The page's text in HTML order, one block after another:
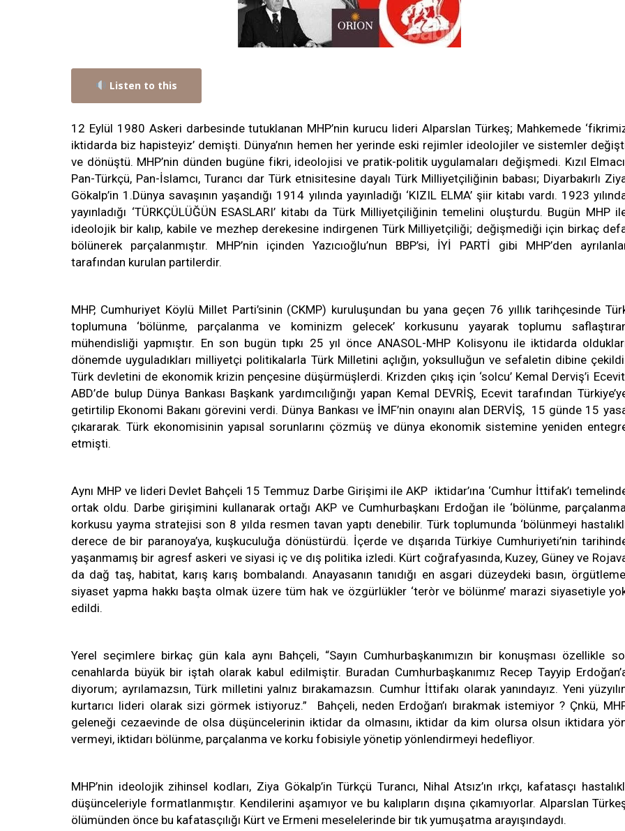
Listen to this
12 Eylül 1980 Askeri darbesinde tutuklanan MHP’nin kurucu lideri Alparslan Türkeş; Mahkemede
iktidarda biz hapisteyiz’ demişti. Dünya’nın hemen her yerinde eski rejimler ideolojiler ve sistemler
ve dönüştü. MHP’nin dünden bugüne fikri, ideolojisi ve pratik-politik uygulamaları değişmedi. Kızıl
Pan-Türkçü, Pan-İslamcı, Turancı dar Türk etnisitesine dayalı Türk Milliyetçiliğinin babası; Diyarbakırlı
Gökalp’in 1.Dünya savaşının yaşandığı 1914 yılında yayınladığı ‘KIZIL ELMA’ şiir kitabı vardı. 1923
yayınladığı ‘TÜRKÇÜLÜĞÜN ESASLARI’ kitabı da Türk Milliyetçiliğinin temelini oluşturdu. Bugün MHP
ideolojik bir kalıp, kabile ve mezhep derekesine indirgenen Türk Milliyetçiliği; değişmediği için birkaç
bölünerek parçalanmıştır. MHP’nin içinden Yazıcıoğlu’nun BBP’si, İYİ PARTİ gibi MHP’den
tarafından kurulan partilerdir.
MHP, Cumhuriyet Köylü Millet Parti’sinin (CKMP) kuruluşundan bu yana geçen 76 yıllık tarihçesinde
toplumuna ‘bölünme, parçalanma ve kominizm gelecek’ korkusunu yayarak toplumu
mühendisliği yapmıştır. En son bugün tıpkı 25 yıl önce ANASOL-MHP Kolisyonu ile iktidarda
dönemde uyguladıkları milliyetçi politikalarla Türk Milletini açlığın, yoksulluğun ve sefaletin dibine
Türk devletini de ekonomik krizin pençesine düşürmüşlerdi. Krizden çıkış için ‘solcu’ Kemal Derviş’i
ABD’de bulup Dünya Bankası Başkank yardımcılığınğı yapan Kemal DEVRİŞ, Ecevit tarafından
getirtilip Ekonomi Bakanı görevini verdi. Dünya Bankası ve İMF’nin onayını alan DERVİŞ, 15 günde 15
çıkararak. Türk ekonomisinin yapısal sorunlarını çözmüş ve dünya ekonomik sistemine yeniden
etmişti.
Aynı MHP ve lideri Devlet Bahçeli 15 Temmuz Darbe Girişimi ile AKP iktidar’ına ‘Cumhur İttifak’ı
ortak oldu. Darbe girişimini kullanarak ortağı AKP ve Cumhurbaşkanı Erdoğan ile ‘bölünme,
korkusu yayma stratejisi son 8 yılda resmen tavan yaptı denebilir. Türk toplumunda ‘bölünmeyi
derece de bir paranoya’ya, kuşkuculuğa dönüstürdü. İçerde ve dışarıda Türkiye Cumhuriyeti’nin
yaşanmamış bir agresf askeri ve siyasi iç ve dış politika izledi. Kürt coğrafyasında, Kuzey, Güney ve
da dağ taş, habitat, karış karış bombalandı. Anayasanın tanıdığı en asgari düzeydeki basın,
siyaset yapma hakkı başta olmak üzere tüm hak ve özgürlükler ‘teròr ve bölünme’ marazi siyasetiyle
edildi.
Yerel seçimlere birkaç gün kala aynı Bahçeli, “Sayın Cumhurbaşkanımızın bir konuşması özellikle
cenahlarda büyük bir iştah olarak kabul edilmiştir. Buradan Cumhurbaşkanımız Recep Tayyip
diyorum; ayrılamazsın, Türk milletini yalnız bırakamazsın. Cumhur İttifakı olarak yanındayız. Yeni
kurtarıcı lideri olarak sizi görmek istiyoruz.” Bahçeli, neden Erdoğan’ı bırakmak istemiyor ? Çnkü,
geleneği cezaevinde de olsa düşüncelerinin iktidar da olmasını, iktidar da kim olursa olsun iktidara
vermeyi, iktidarı bölünme, parçalanma ve korku fobisiyle yönetip yönlendirmeyi hedefliyor.
MHP’nin ideolojik zihinsel kodları, Ziya Gökalp’in Türkçü Turancı, Nihal Atsız’ın ırkçı, kafatasçı
düşünceleriyle formatlanmıştır. Kendilerini aşamıyor ve bu kalıpların dışına çıkamıyorlar. Alparslan
ölümünden önce bu kafatasçılığı Kürt ve Ermeni meselelerinde bir tık yumuşatma arayışındaydı.